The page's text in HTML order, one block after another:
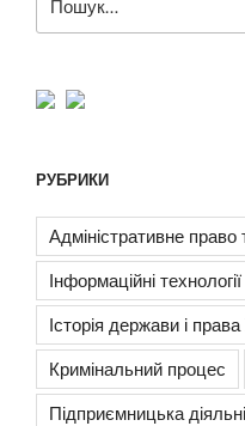
за
РУБРИКИ
Адміністративне право
Інформаційні
Історія держави і
Кримінальний процес
Підприємницька